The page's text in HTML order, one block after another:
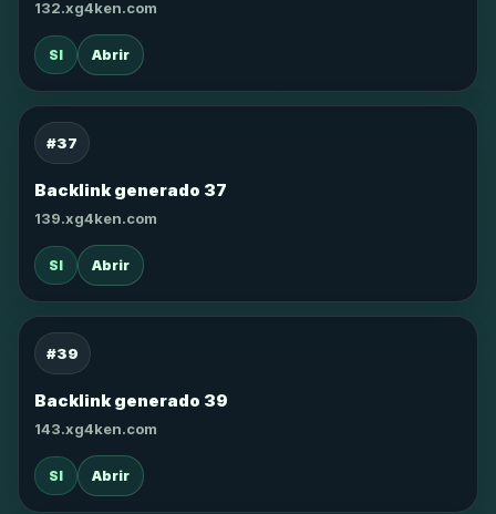
132.xg4ken.com
SI Abrir
#37
Backlink generado 37
139.xg4ken.com
SI Abrir
#39
Backlink generado 39
143.xg4ken.com
SI Abrir